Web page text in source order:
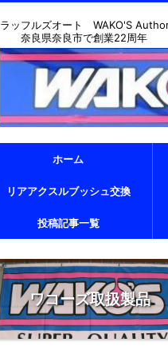
ラッフルズオート WAKO'S
奈良県奈良市で創業22周年
ホーム
リアアクスルブッシュ交換
投稿記事一覧
ワコーズ取扱製品